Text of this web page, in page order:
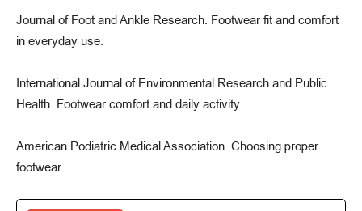
Journal of Foot and Ankle Research. Footwear fit and comfort
in everyday use.
International Journal of Environmental Research and Public
Health. Footwear comfort and daily activity.
American Podiatric Medical Association. Choosing proper
footwear.